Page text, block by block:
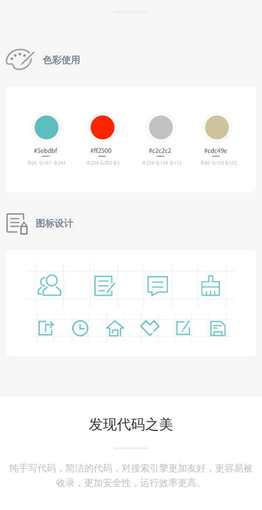
色彩使用
图标设计
发现代码之美
纯手写代码，简洁的代码，对搜索引擎更加友好，更容易被
收录，更加安全性，运行效率更高。